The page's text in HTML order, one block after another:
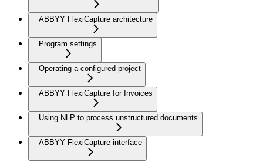
ABBYY FlexiCapture architecture
Program settings
Operating a configured project
ABBYY FlexiCapture for Invoices
Using NLP to process unstructured documents
ABBYY FlexiCapture interface